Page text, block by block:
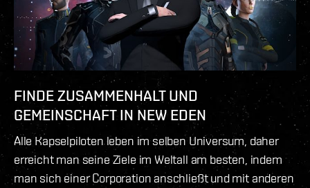
FINDE ZUSAMMENHALT UND
GEMEINSCHAFT IN NEW EDEN
Alle Kapselpiloten leben im selben Universum, daher
erreicht man seine Ziele im Weltall am besten, indem
man sich einer Corporation anschließt und mit anderen